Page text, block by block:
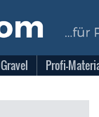
Gravel Profi-